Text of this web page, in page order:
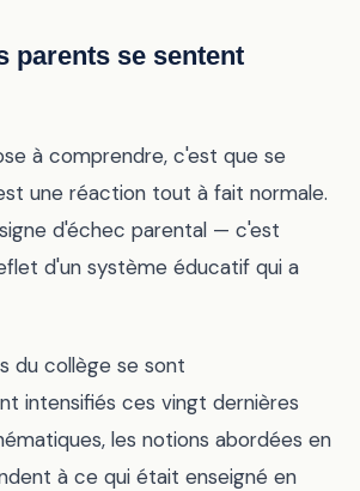
parents se sentent
à comprendre, c'est que se
une réaction tout à fait normale.
d'échec parental — c'est
d'un système éducatif qui a
du collège se sont
intensifiés ces vingt dernières
les notions abordées en
à ce qui était enseigné en